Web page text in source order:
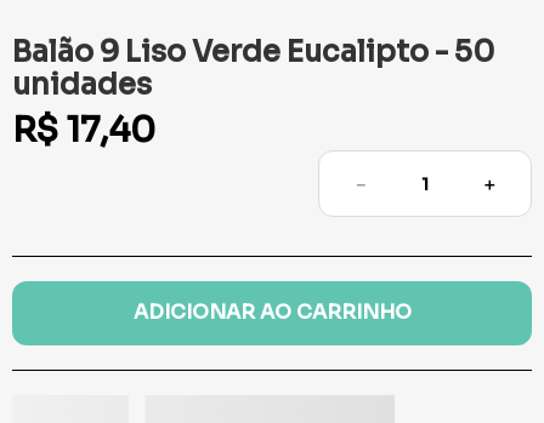
Balão 9 Liso Verde Eucalipto - 50
unidades
R$ 17,40
＋
－
ADICIONAR AO CARRINHO